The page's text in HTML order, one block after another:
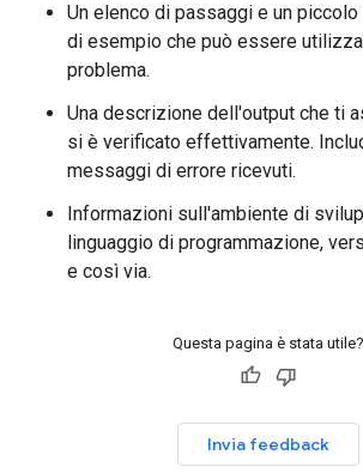
Un elenco di passaggi e un
di esempio che può essere
problema.
Una descrizione dell'output che ti
si è verificato effettivamente.
messaggi di errore ricevuti.
Informazioni sull'ambiente di
linguaggio di programmazione,
e così via.
Questa pagina è stata utile?
Invia feedback